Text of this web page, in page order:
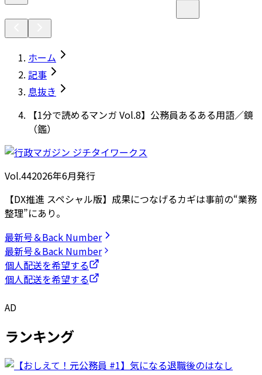
ホーム
記事
息抜き
【1分で読めるマンガ Vol.8】公務員あるある用語／鏡
（鑑）
Vol.442026年6月発行
【DX推進 スペシャル版】成果につなげるカギは事前の“業務
整理”にあり。
最新号＆Back Number
最新号＆Back Number
個人配送を希望する
個人配送を希望する
AD
ランキング